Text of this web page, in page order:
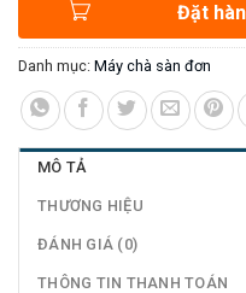
Đặt
Danh mục: Máy chà sàn đơn
MÔ TẢ
THƯƠNG HIỆU
ĐÁNH GIÁ (0)
THÔNG TIN THANH TOÁN